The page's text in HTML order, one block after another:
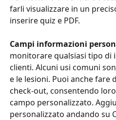
farli visualizzare in un
inserire quiz e PDF.
Campi informazioni
monitorare qualsiasi tipo di
clienti. Alcuni usi comuni
e le lesioni. Puoi anche fare
check-out, consentendo
campo personalizzato.
personalizzato andando su